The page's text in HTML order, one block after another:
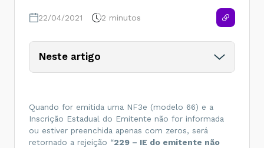
22/04/2021 2 minutos
Neste artigo
Quando for emitida uma NF3e (modelo 66) e a
Inscrição Estadual do Emitente não for informada
ou estiver preenchida apenas com zeros, será
retornado a rejeição “229 – IE do emitente não